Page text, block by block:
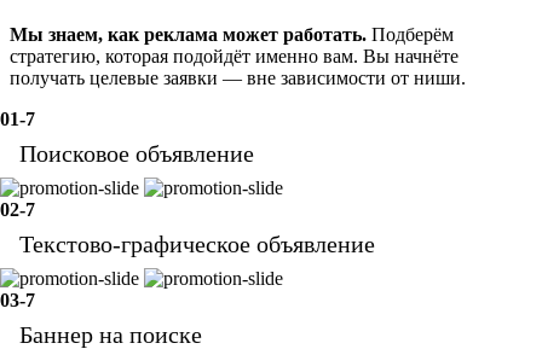
Мы знаем, как реклама может работать. Подберём
стратегию, которая подойдёт именно вам. Вы начнёте
получать целевые заявки — вне зависимости от ниши.
01-7
Поисковое объявление
02-7
Текстово-графическое объявление
03-7
Баннер на поиске